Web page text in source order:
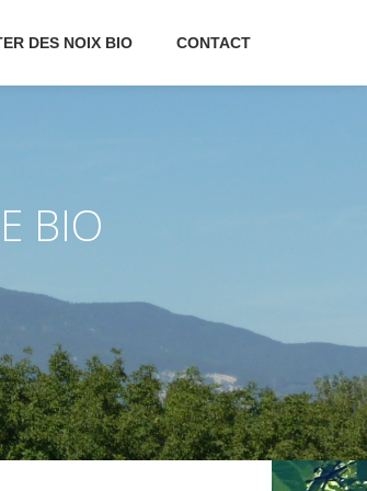
DES NOIX BIO CONTACT
BIO